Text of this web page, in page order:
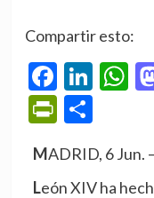
Compartir esto:
MADRID, 6 Jun. –
León XIV ha hecho un llamamiento «al respeto